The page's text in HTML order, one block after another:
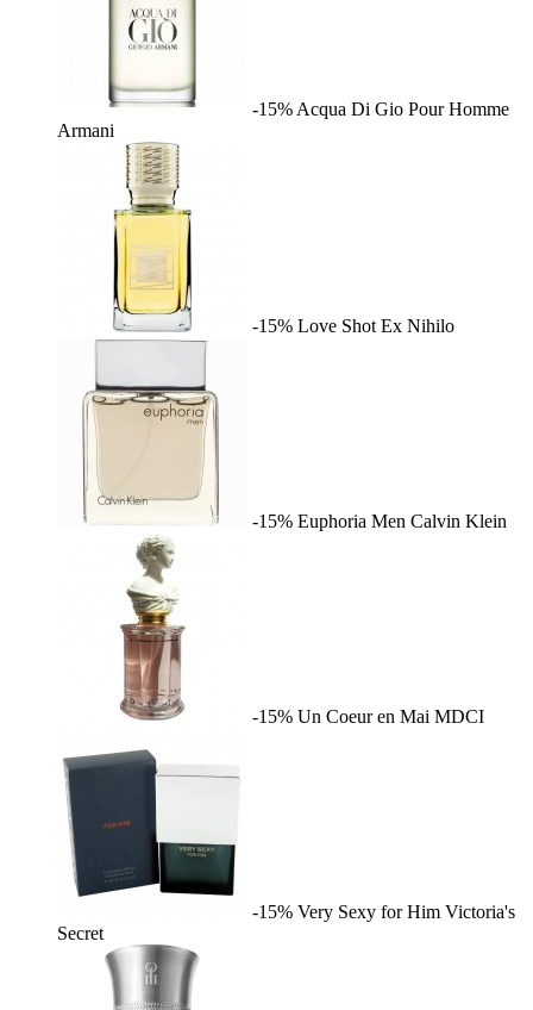
-15% Acqua Di Gio Pour Homme
Armani
-15% Love Shot Ex Nihilo
-15% Euphoria Men Calvin Klein
-15% Un Coeur en Mai MDCI
-15% Very Sexy for Him Victoria's
Secret